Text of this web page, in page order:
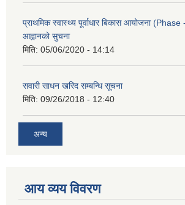
प्राथमिक स्वास्थ्य पूर्वाधार बिकास आयोजना
आह्वानको सुचना
मिति: 05/06/2020 - 14:14
सवारी साधन खरिद सम्बन्धि सूचना
मिति: 09/26/2018 - 12:40
अन्य
आय व्यय विवरण